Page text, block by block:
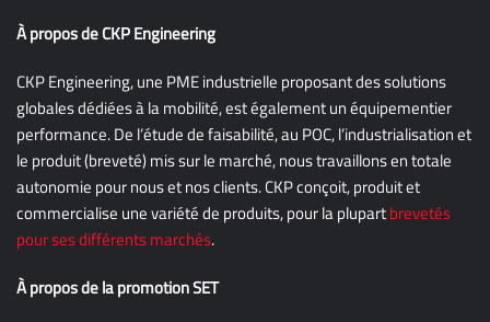
À propos de CKP Engineering
CKP Engineering, une PME industrielle proposant des solutions
globales dédiées à la mobilité, est également un équipementier
performance. De l’étude de faisabilité, au POC, l’industrialisation et
le produit (breveté) mis sur le marché, nous travaillons en totale
autonomie pour nous et nos clients. CKP conçoit, produit et
commercialise une variété de produits, pour la plupartbrevetés
pour ses différents marchés.
À propos de la promotion SET